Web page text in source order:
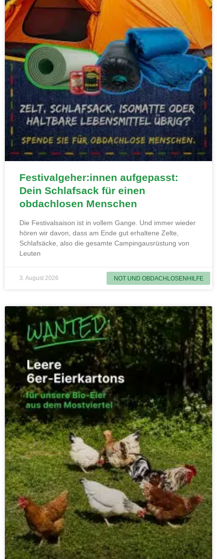
NOT UND OBDACHLOSENHILFE
Festivalgeher:innen aufgepasst:
Dein Schlafsack für einen
obdachlosen Menschen
Die Festivalsaison ist in vollem Gange. Und immer wieder
hören wir davon, dass am Ende gut erhaltene Zelte,
Schlafsäcke, also die gesamte Campingausrüstung von
Leuten
3. August 2026